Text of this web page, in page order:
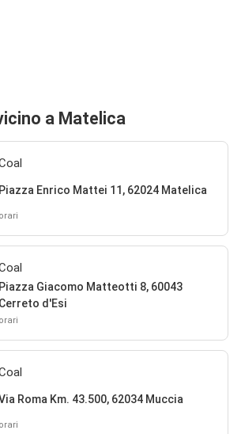
a Matelica
Piazza Enrico Mattei 11, 62024 Matelica
orari
Piazza Giacomo Matteotti 8, 60043
Cerreto d'Esi
orari
Roma Km. 43.500, 62034 Muccia
orari